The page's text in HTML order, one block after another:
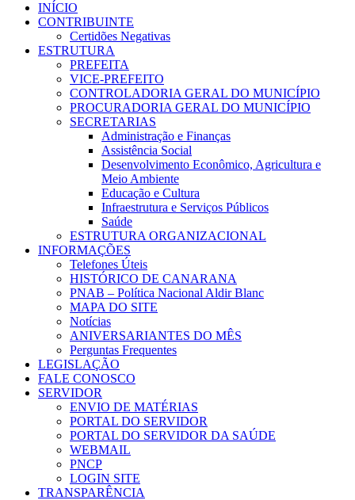
INÍCIO
CONTRIBUINTE
Certidões Negativas
ESTRUTURA
PREFEITA
VICE-PREFEITO
CONTROLADORIA GERAL DO MUNICÍPIO
PROCURADORIA GERAL DO MUNICÍPIO
SECRETARIAS
Administração e Finanças
Assistência Social
Desenvolvimento Econômico, Agricultura e
Meio Ambiente
Educação e Cultura
Infraestrutura e Serviços Públicos
Saúde
ESTRUTURA ORGANIZACIONAL
INFORMAÇÕES
Telefones Úteis
HISTÓRICO DE CANARANA
PNAB – Política Nacional Aldir Blanc
MAPA DO SITE
Notícias
ANIVERSARIANTES DO MÊS
Perguntas Frequentes
LEGISLAÇÃO
FALE CONOSCO
SERVIDOR
ENVIO DE MATÉRIAS
PORTAL DO SERVIDOR
PORTAL DO SERVIDOR DA SAÚDE
WEBMAIL
PNCP
LOGIN SITE
TRANSPARÊNCIA